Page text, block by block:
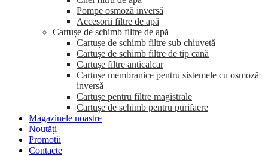
Pompe osmoză inversă
Accesorii filtre de apă
Cartușe de schimb filtre de apă
Cartușe de schimb filtre sub chiuvetă
Cartușe de schimb filtre de tip cană
Cartușe filtre anticalcar
Cartușe membranice pentru sistemele cu osmoză
inversă
Cartușe pentru filtre magistrale
Cartușe de schimb pentru purifaere
Magazinele noastre
Noutăți
Promotii
Contacte